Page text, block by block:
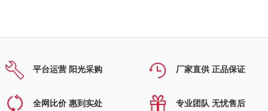
平台运营 阳光采购 厂家直供 正品保证
全网比价 惠到实处 专业团队 无忧售后